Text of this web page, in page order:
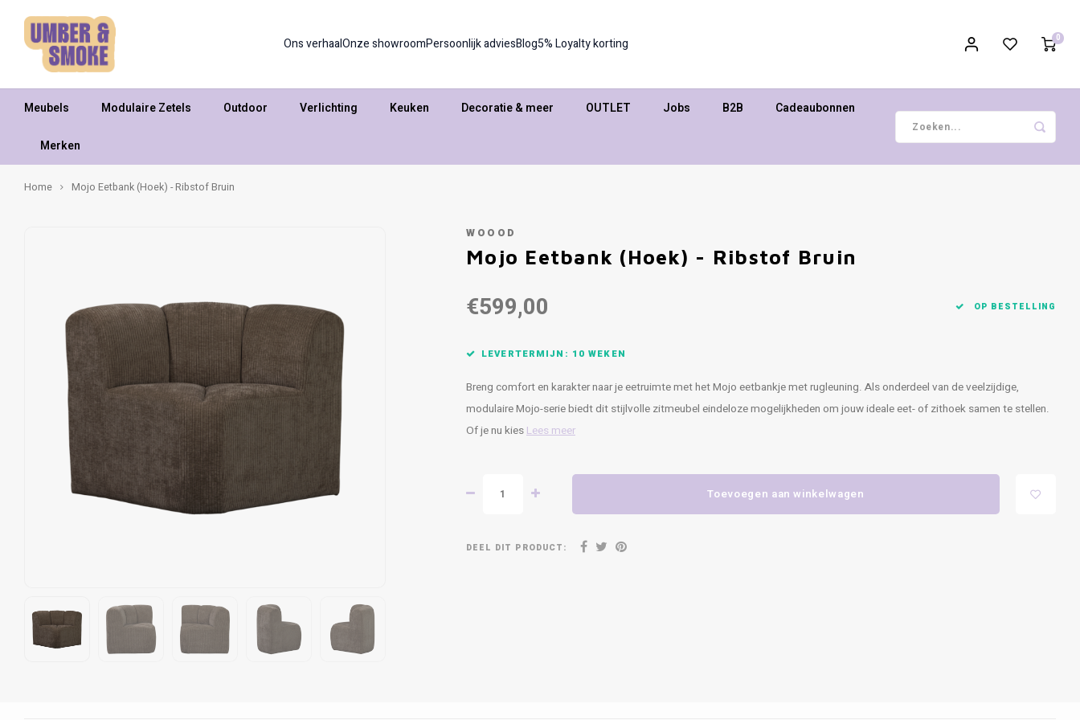
Ons verhaalOnze showroomPersoonlijk adviesBlog5% Loyalty korting 0
Meubels Modulaire Zetels Outdoor Verlichting Keuken Decoratie & meer OUTLET Jobs B2B Cadeaubonnen
Merken
Home Mojo Eetbank (Hoek) - Ribstof Bruin
WOOOD
Mojo Eetbank (Hoek) - Ribstof Bruin
€599,00 OP BESTELLING
LEVERTERMIJN: 10 WEKEN
Breng comfort en karakter naar je eetruimte met het Mojo eetbankje met rugleuning. Als onderdeel van de veelzijdige,
modulaire Mojo-serie biedt dit stijlvolle zitmeubel eindeloze mogelijkheden om jouw ideale eet- of zithoek samen te stellen.
Of je nu kiesLees meer
Toevoegen aan winkelwagen
DEEL DIT PRODUCT: